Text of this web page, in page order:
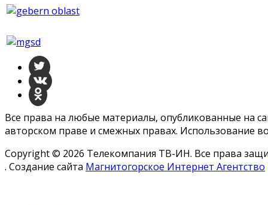
Все права на любые материалы, опубликованные на
авторском праве и смежных правах. Использование
Copyright © 2026 Телекомпания ТВ-ИН. Все права
. Создание сайта Магнитогорское Интернет Агентство